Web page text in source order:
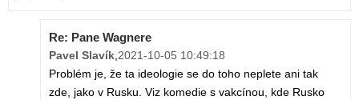
Re: Pane Wagnere
Pavel Slavík,2021-10-05 10:49:18
Problém je, že ta ideologie se do toho neplete ani tak
zde, jako v Rusku. Viz komedie s vakcínou, kde Rusko